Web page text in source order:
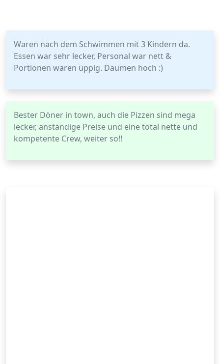
Waren nach dem Schwimmen mit 3 Kindern da.
Essen war sehr lecker, Personal war nett &
Portionen waren üppig. Daumen hoch :)
Bester Döner in town, auch die Pizzen sind mega
lecker, anständige Preise und eine total nette und
kompetente Crew, weiter so!!